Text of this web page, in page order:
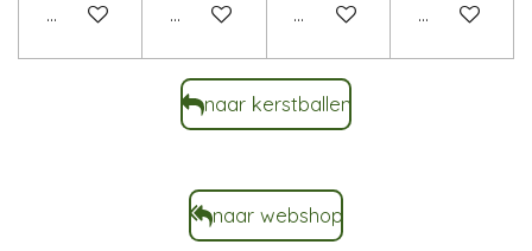
In winkelwagenIn winkelwagenIn winkelwagenIn
naar kerstballen
naar webshop